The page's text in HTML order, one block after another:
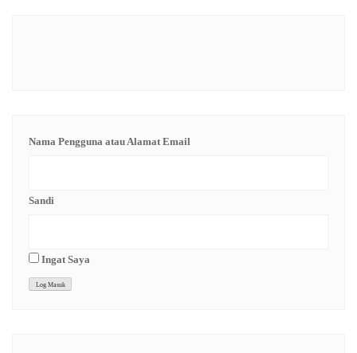
Nama Pengguna atau Alamat Email
Sandi
Ingat Saya